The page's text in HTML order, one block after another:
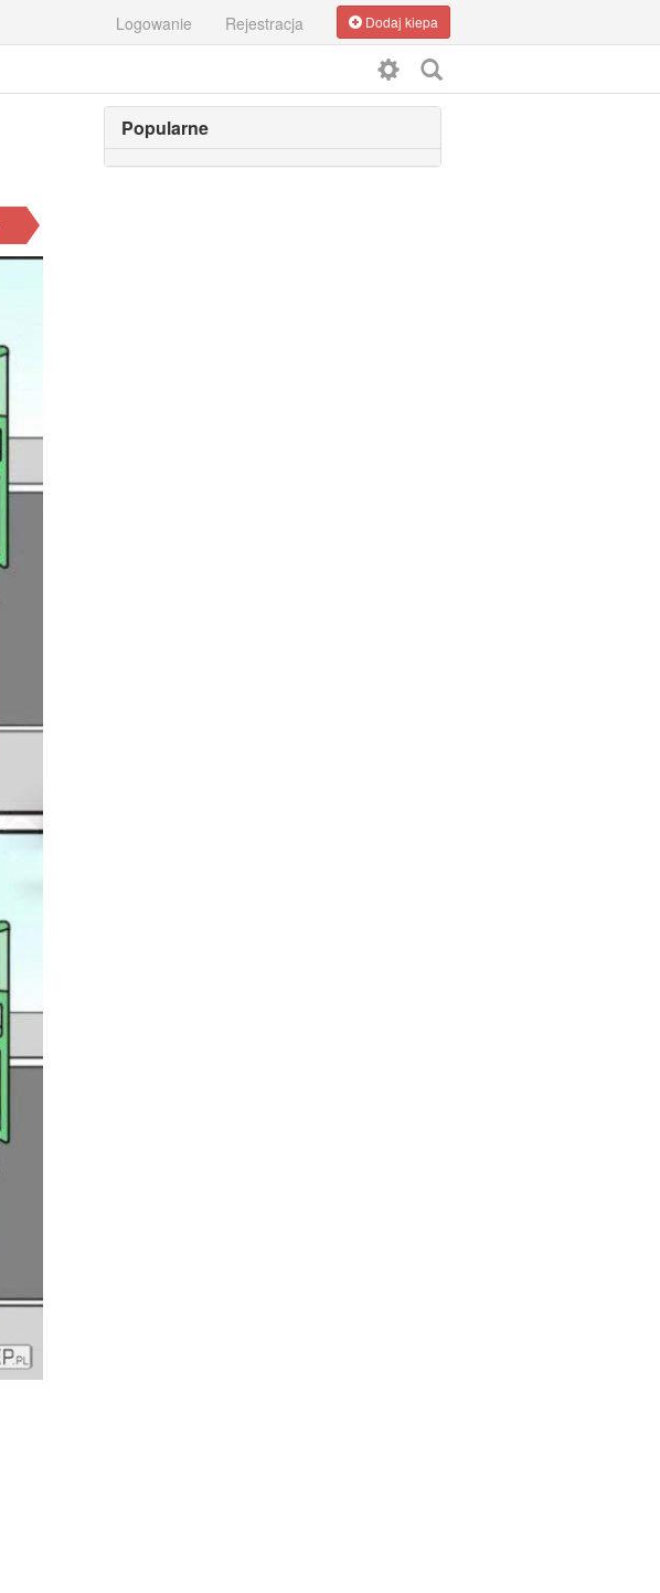
Logowanie Rejestracja Dodaj kiepa
Popularne